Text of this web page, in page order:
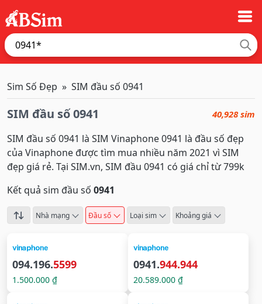
Sim Số Đẹp SIM đầu số 0941
SIM đầu số 0941 40,928 sim
SIM đầu số 0941 là SIM Vinaphone 0941 là đầu số đẹp
của Vinaphone được tìm mua nhiều năm 2021 vì SIM
đẹp giá rẻ. Tại SIM.vn, SIM đầu 0941 có giá chỉ từ 799k
Kết quả sim đầu số 0941
Nhà mạng Đầu số Loại sim Khoảng giá
094.196.5599
1.500.000 ₫
0941.944.944
20.589.000 ₫